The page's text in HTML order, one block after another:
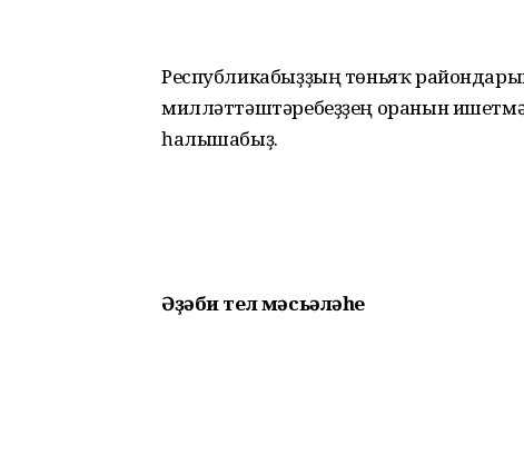
Республикабыҙҙың төньяҡ
милләттәштәребеҙҙең оранын
һалышабыҙ.
Әҙәби тел мәсьәләһе